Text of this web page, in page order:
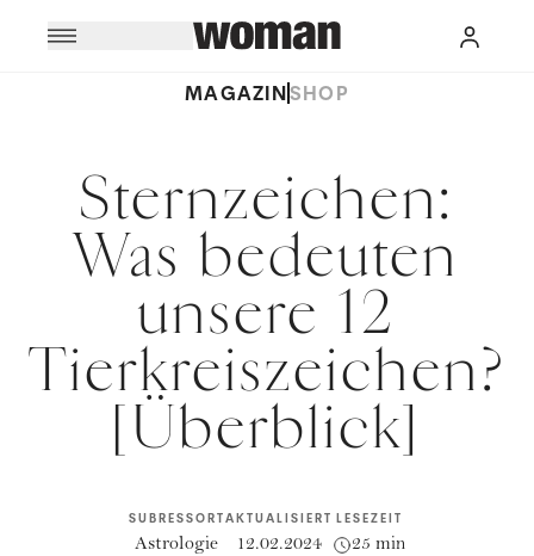
MAGAZINSHOP
Sternzeichen:
Was bedeuten
unsere 12
Tierkreiszeichen?
[Überblick]
SUBRESSORT
Astrologie
AKTUALISIERT
12.02.2024
LESEZEIT
25 min